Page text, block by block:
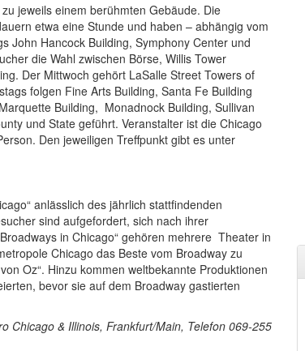
jeweils einem berühmten Gebäude. Die
etwa eine Stunde und haben – abhängig vom
John Hancock Building, Symphony Center und
die Wahl zwischen Börse, Willis Tower
Der Mittwoch gehört LaSalle Street Towers of
folgen Fine Arts Building, Santa Fe Building
Building, Monadnock Building, Sullivan
und State geführt. Veranstalter ist die Chicago
Den jeweiligen Treffpunkt gibt es unter
anlässlich des jährlich stattfindenden
sind aufgefordert, sich nach ihrer
in Chicago“ gehören mehrere Theater in
Chicago das Beste vom Broadway zu
Oz“. Hinzu kommen weltbekannte Produktionen
bevor sie auf dem Broadway gastierten
Chicago & Illinois, Frankfurt/Main, Telefon 069-255